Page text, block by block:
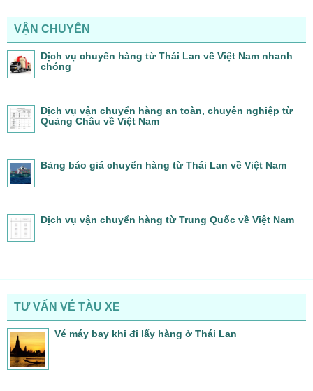
VẬN CHUYỂN
Dịch vụ chuyển hàng từ Thái Lan về Việt Nam nhanh
chóng
Dịch vụ vận chuyển hàng an toàn, chuyên nghiệp từ
Quảng Châu về Việt Nam
Bảng báo giá chuyển hàng từ Thái Lan về Việt Nam
Dịch vụ vận chuyển hàng từ Trung Quốc về Việt Nam
TƯ VẤN VÉ TÀU XE
Vé máy bay khi đi lấy hàng ở Thái Lan